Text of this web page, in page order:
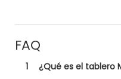
FAQ
1
¿Qué es el tablero